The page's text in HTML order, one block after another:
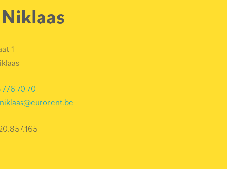
1
776 70 70